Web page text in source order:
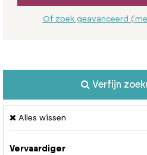
Of zoek geavanceerd
Verfijn
Alles wissen
Vervaardiger